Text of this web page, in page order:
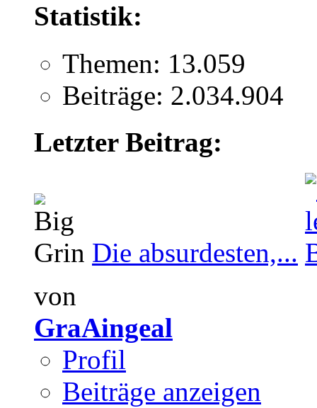
Statistik:
Themen: 13.059
Beiträge: 2.034.904
Letzter Beitrag:
Die absurdesten,...
von
GraAingeal
Profil
Beiträge anzeigen